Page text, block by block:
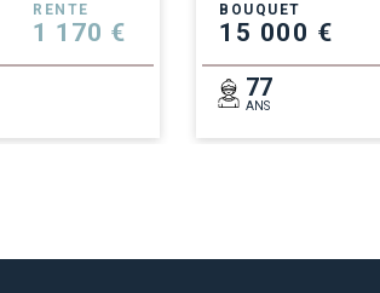
RENTE
1 170 €
BOUQUET
15 000 €
77
ANS